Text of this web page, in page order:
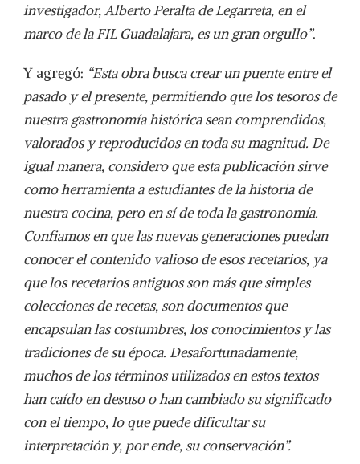
investigador, Alberto Peralta de Legarreta, en el
marco de la FIL Guadalajara, es un gran orgullo”.
Y agregó: “Esta obra busca crear un puente entre el
pasado y el presente, permitiendo que los tesoros de
nuestra gastronomía histórica sean comprendidos,
valorados y reproducidos en toda su magnitud. De
igual manera, considero que esta publicación sirve
como herramienta a estudiantes de la historia de
nuestra cocina, pero en sí de toda la gastronomía.
Confiamos en que las nuevas generaciones puedan
conocer el contenido valioso de esos recetarios, ya
que los recetarios antiguos son más que simples
colecciones de recetas, son documentos que
encapsulan las costumbres, los conocimientos y las
tradiciones de su época. Desafortunadamente,
muchos de los términos utilizados en estos textos
han caído en desuso o han cambiado su significado
con el tiempo, lo que puede dificultar su
interpretación y, por ende, su conservación”.